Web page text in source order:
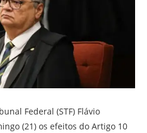
Federal (STF) Flávio
(21) os efeitos do Artigo 10